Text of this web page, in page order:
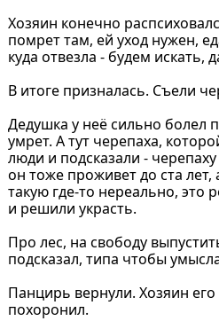
Хозяин конечно
помрет там, ей уход нужен,
куда отвезла - будем искать,
В итоге призналась. Съели
Дедушка у неё сильно болел
умрет. А тут черепаха,
люди и подсказали -
он тоже проживет до ста
такую где-то нереально, это
и решили украсть.
Про лес, на свободу
подсказал, типа чтобы
Панцирь вернули. Хозяин
похоронил.